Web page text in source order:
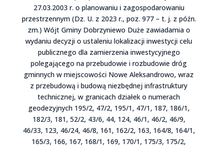
27.03.2003 r. o planowaniu i zagospodarowaniu
przestrzennym (Dz. U. z 2023 r., poz. 977 – t. j. z późn.
zm.) Wójt Gminy Dobrzyniewo Duże zawiadamia o
wydaniu decyzji o ustaleniu lokalizacji inwestycji celu
publicznego dla zamierzenia inwestycyjnego
polegającego na przebudowie i rozbudowie dróg
gminnych w miejscowości Nowe Aleksandrowo, wraz
z przebudową i budową niezbędnej infrastruktury
technicznej, w granicach działek o numerach
geodezyjnych 195/2, 47/2, 195/1, 47/1, 187, 186/1,
182/3, 181, 52/2, 43/6, 44, 124, 46/1, 46/2, 46/9,
46/33, 123, 46/24, 46/8, 161, 162/2, 163, 164/8, 164/1,
165/3, 166, 167, 168/1, 169, 170/1, 175/3, 175/2,